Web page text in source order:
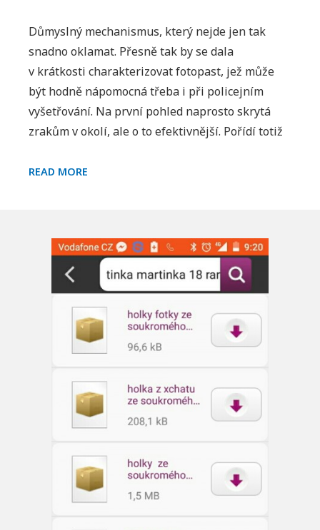
s
názvem
fotopast?
Jednoduše
a
Důmyslný mechanismus, který nejde jen tak
snadno oklamat. Přesně tak by se dala
v krátkosti charakterizovat fotopast, jež může
být hodně nápomocná třeba i při policejním
vyšetřování. Na první pohled naprosto skrytá
zrakům v okolí, ale o to efektivnější. Pořídí totiž
READ MORE
A
HLAVNĚ
NENÁPADNĚ